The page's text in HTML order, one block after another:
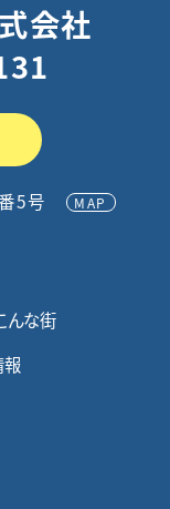
会社
5号 MAP
んな街
報